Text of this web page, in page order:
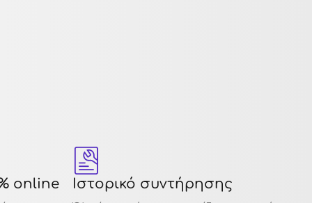
online Ιστορικό συντήρησης